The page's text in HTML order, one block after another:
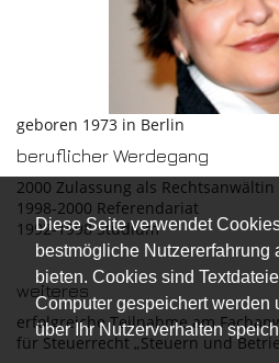
Diese Seite verwendet
bestmögliche Nutzererfahrung
bieten. Cookies sind
Computer gespeichert werden
über Ihr Nutzerverhalten
geboren 1973 in Berlin
beruflicher Werdegang
2000 Zulassung als Rechtsanwältin
1998-2000 Referendariat
1992-1998 Studium
weiteres
erfolgreiche Teilnahme am
für Steuerrecht „Steuern und